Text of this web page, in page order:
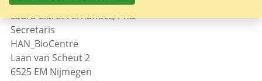
Laura Claret Fernández, PhD
Secretaris
HAN_BioCentre
Laan van Scheut 2
6525 EM Nijmegen